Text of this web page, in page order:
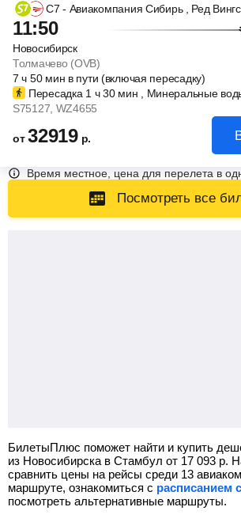
С7 - Авиакомпания Сибирь , Ред Вингс
11:50
Новосибирск
Толмачево (OVB)
7ч 50 мин в пути (включая пересадку)
Пересадка 1 ч30 мин , Минеральные
S75127 , WZ4655
от32919 р.
Время местное, цена для перелета в
Посмотреть все
БилетыПлюс поможет найти и купить
из Новосибирска в Стамбул от 17 093 р.
сравнить цены на рейсы среди 13
маршруте, ознакомиться с расписанием
посмотреть альтернативные маршруты.